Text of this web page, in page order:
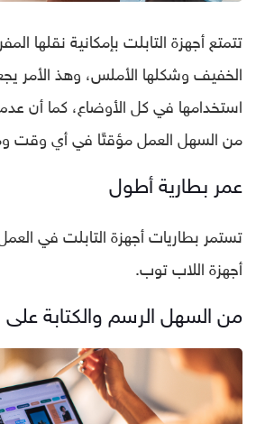
تتمتع أجهزة التابلت بإمكانية نقلها
الخفيف وشكلها الأملس، وهذ الأمر
استخدامها في كل الأوضاع، كما أن
من السهل العمل مؤقتًا في أي وقت
عمر بطارية أطول
تستمر بطاريات أجهزة التابلت في
أجهزة اللاب توب.
من السهل الرسم والكتابة